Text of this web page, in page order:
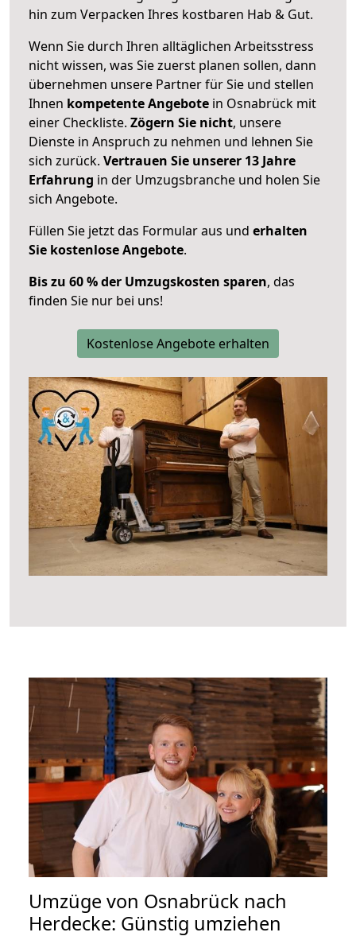
hin zum Verpacken Ihres kostbaren Hab & Gut.
Wenn Sie durch Ihren alltäglichen Arbeitsstress
nicht wissen, was Sie zuerst planen sollen, dann
übernehmen unsere Partner für Sie und stellen
Ihnen kompetente Angebote in Osnabrück mit
einer Checkliste. Zögern Sie nicht, unsere
Dienste in Anspruch zu nehmen und lehnen Sie
sich zurück. Vertrauen Sie unserer 13 Jahre
Erfahrung in der Umzugsbranche und holen Sie
sich Angebote.
Füllen Sie jetzt das Formular aus und erhalten
Sie kostenlose Angebote.
Bis zu 60 % der Umzugskosten sparen, das
finden Sie nur bei uns!
Kostenlose Angebote erhalten
Umzüge von Osnabrück nach
Herdecke: Günstig umziehen